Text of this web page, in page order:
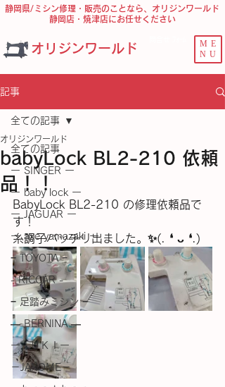
オリジンワールド
ME
NU
静岡県/ミシン修理・販売のことなら、オリジンワールド
静岡店・焼津店にお任せください
記事
全ての記事
ー SINGER ー
ー baby lock ー
ー JAGUAR ー
ー axe yamazaki ー
− TOYOTA −
- RICCAR -
− 足踏みミシン −
― BERNINA ―
ーＪＵＫＩー
－JANOME－
全ての記事
babyLock BL2-210 依頼
品！！
オリジンワールド
BabyLock BL2-210 の修理依頼品で
す！
糸調子バッチリ出ました。✨(⁠.⁠ ⁠❛⁠ ⁠ᴗ⁠ ⁠❛⁠.⁠)